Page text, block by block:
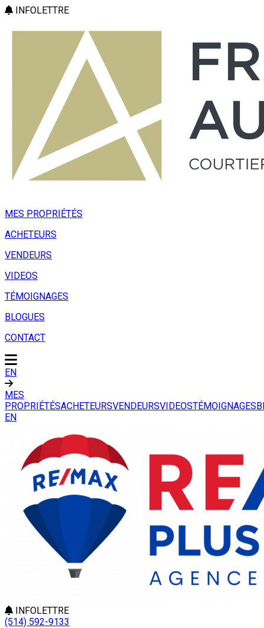
INFOLETTRE
MES PROPRIÉTÉS
ACHETEURS
VENDEURS
VIDEOS
TÉMOIGNAGES
BLOGUES
CONTACT
EN
MES
PROPRIÉTÉSACHETEURSVENDEURSVIDEOSTÉMOIGNAGES
EN
INFOLETTRE
(514) 592-9133